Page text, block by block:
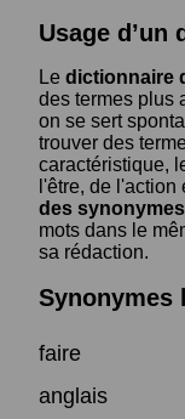
Usage
Le dictionnaire
des termes plus
on se sert
trouver des
caractéristique,
l'être, de
des synonymes
mots dans le
sa rédaction.
Synonymes
faire
anglais